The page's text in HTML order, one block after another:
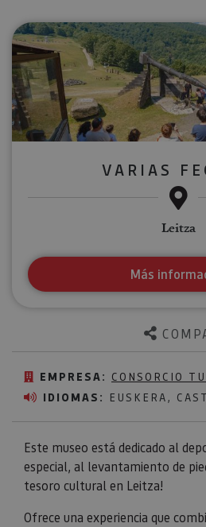
EMPRESA: CONSORCIO
IDIOMAS: EUSKERA,
Este museo está dedicado al
especial, al levantamiento de
tesoro cultural en Leitza!
Ofrece una experiencia que
VARIAS
Leitza
Más